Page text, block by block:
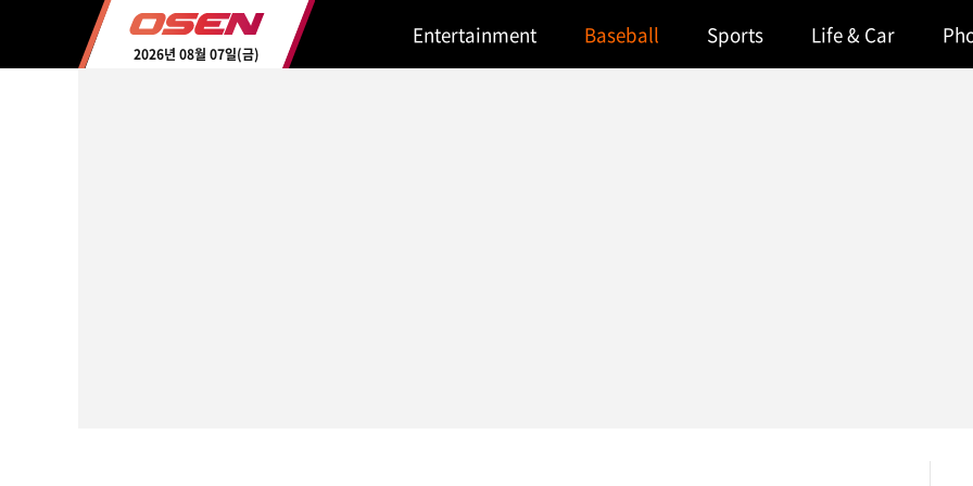
2026년 08월 07일(금)
Entertainment Baseball Sports Life & Car